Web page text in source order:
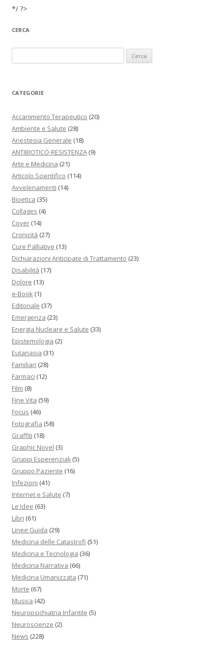
*/ ?>
CERCA
CATEGORIE
Accanimento Terapeutico (20)
Ambiente e Salute (28)
Anestesia Generale (18)
ANTIBIOTICO-RESISTENZA (9)
Arte e Medicina (21)
Articolo Scientifico (114)
Avvelenamenti (14)
Bioetica (35)
Collages (4)
Cover (14)
Cronicità (27)
Cure Palliative (13)
Dichiarazioni Anticipate di Trattamento (23)
Disabilità (17)
Dolore (13)
e-Book (1)
Editoriale (37)
Emergenza (23)
Energia Nucleare e Salute (33)
Epistemologia (2)
Eutanasia (31)
Familiari (28)
Farmaci (12)
Film (8)
Fine Vita (59)
Focus (46)
Fotografia (58)
Graffiti (18)
Graphic Novel (3)
Gruppi Esperenziali (5)
Gruppo Paziente (16)
Infezioni (41)
Internet e Salute (7)
Le Idee (63)
Libri (61)
Linee Guida (29)
Medicina delle Catastrofi (51)
Medicina e Tecnologia (36)
Medicina Narrativa (66)
Medicina Umanizzata (71)
Morte (67)
Musica (42)
Neuropsichiatria Infantile (5)
Neuroscienze (2)
News (228)